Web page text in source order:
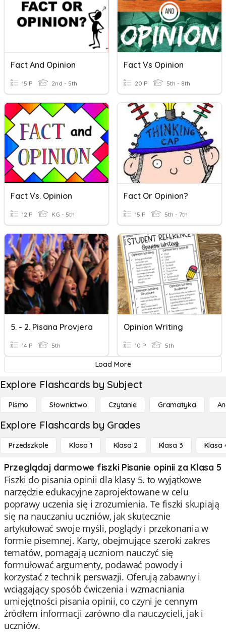
Fact And Opinion
15 P 2nd - 5th
Fact Vs Opinion
20 P 5th - 8th
Fact Vs. Opinion
12 P KG - 5th
Fact Or Opinion?
15 P 5th - 7th
5. - 2. Pisana Provjera
14 P 5th
Opinion Writing
10 P 5th
Load More
Explore Flashcards by Subject
Pismo Słownictwo Czytanie Gramatyka
Explore Flashcards by Grades
Przedszkole Klasa 1 Klasa 2 Klasa 3 Klasa
Przeglądaj darmowe fiszki Pisanie opinii za Klasa 5
Fiszki do pisania opinii dla klasy 5. to wyjątkowe
narzędzie edukacyjne zaprojektowane w celu
poprawy uczenia się i zrozumienia. Te fiszki skupiają
się na nauczaniu uczniów, jak skutecznie
artykułować swoje myśli, poglądy i przekonania w
formie pisemnej. Karty, obejmujące szeroki zakres
tematów, pomagają uczniom nauczyć się
formułować argumenty, podawać powody i
korzystać z technik perswazji. Oferują zabawny i
wciągający sposób ćwiczenia i wzmacniania
umiejętności pisania opinii, co czyni je cennym
źródłem informacji zarówno dla nauczycieli, jak i
uczniów.